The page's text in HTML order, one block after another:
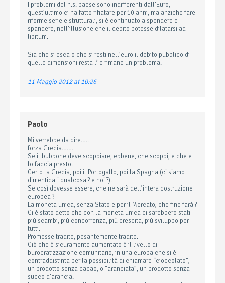
I problemi del n.s. paese sono indifferenti dall’Euro,
quest’ultimo ci ha fatto rifiatare per 10 anni, ma anziche fare
riforme serie e strutturali, si è continuato a spendere e
spandere, nell’illusione che il debito potesse dilatarsi ad
libitum.
Sia che si esca o che si resti nell’euro il debito pubblico di
quelle dimensioni resta lì e rimane un problema.
11 Maggio 2012 at 10:26
Paolo
Mi verrebbe da dire…..
forza Grecia…….
Se il bubbone deve scoppiare, ebbene, che scoppi, e che e
lo faccia presto.
Certo la Grecia, poi il Portogallo, poi la Spagna (ci siamo
dimenticati qualcosa ? e noi ?).
Se così dovesse essere, che ne sarà dell’intera costruzione
europea ?
La moneta unica, senza Stato e per il Mercato, che fine farà ?
Ci è stato detto che con la moneta unica ci sarebbero stati
più scambi, più concorrenza, più crescita, più sviluppo per
tutti.
Promesse tradite, pesantemente tradite.
Ciò che è sicuramente aumentato è il livello di
burocratizzazione comunitario, in una europa che si è
contraddistinta per la possibilità di chiamare “cioccolato”,
un prodotto senza cacao, o “aranciata”, un prodotto senza
succo d’arancia.